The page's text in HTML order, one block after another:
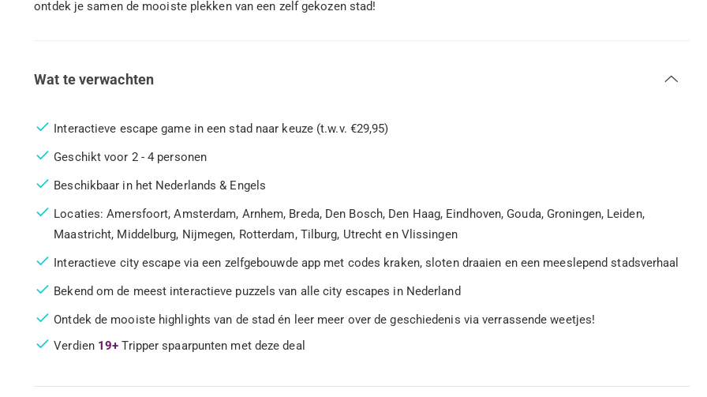
ontdek je samen de mooiste plekken van een zelf gekozen stad!
Wat te verwachten
Interactieve escape game in een stad naar keuze (t.w.v. €29,95)
Geschikt voor 2 - 4 personen
Beschikbaar in het Nederlands & Engels
Locaties: Amersfoort, Amsterdam, Arnhem, Breda, Den Bosch, Den Haag, Eindhoven, Gouda, Groningen, Leiden,
Maastricht, Middelburg, Nijmegen, Rotterdam, Tilburg, Utrecht en Vlissingen
Interactieve city escape via een zelfgebouwde app met codes kraken, sloten draaien en een meeslepend stadsverhaal
Bekend om de meest interactieve puzzels van alle city escapes in Nederland
Ontdek de mooiste highlights van de stad én leer meer over de geschiedenis via verrassende weetjes!
Verdien 19+ Tripper spaarpunten met deze deal